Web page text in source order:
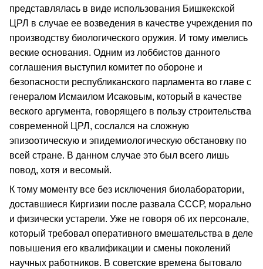
представлялась в виде использования Бишкекской
ЦРЛ в случае ее возведения в качестве учреждения по
производству биологического оружия. И тому имелись
веские основания. Одним из лоббистов данного
соглашения выступил комитет по обороне и
безопасности республиканского парламента во главе с
генералом Исмаилом Исаковым, который в качестве
веского аргумента, говорящего в пользу строительства
современной ЦРЛ, сослался на сложную
эпизоотическую и эпидемиологическую обстановку по
всей стране. В данном случае это был всего лишь
повод, хотя и весомый.
К тому моменту все без исключения биолаборатории,
доставшиеся Киргизии после развала СССР, морально
и физически устарели. Уже не говоря об их персонале,
который требовал оперативного вмешательства в деле
повышения его квалификации и смены поколений
научных работников. В советские времена бытовало